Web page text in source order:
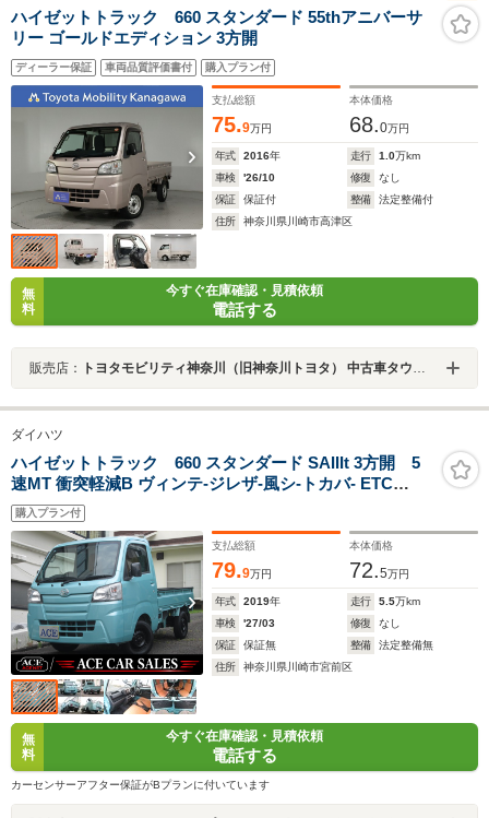
ハイゼットトラック 660 スタンダード 55thアニバーサ
リー ゴールドエディション 3方開
ディーラー保証 車両品質評価書付 購入プラン付
支払総額
75.9万円
本体価格
68.0万円
年式 2016年 走行 1.0万km
車検
'26/10 修復
なし
保証
保証付 整備
法定整備付
住所
神奈川県川崎市高津区
無
料
今すぐ在庫確認・見積依頼
電話する
販売店： トヨタモビリティ神奈川（旧神奈川トヨタ） 中古車タウン中原
ダイハツ
ハイゼットトラック 660 スタンダード SAIIIt 3方開 5
速MT 衝突軽減B ヴィンテ-ジレザ-風シ-トカバ- ETC
CD&AUX 車線逸脱警報 衝突軽減ブレ-キ LEDヘッドラン
プ エアコン パワステ 記録簿
購入プラン付
支払総額
79.9万円
本体価格
72.5万円
年式 2019年 走行 5.5万km
車検
'27/03 修復
なし
保証
保証無 整備
法定整備無
住所
神奈川県川崎市宮前区
無
料
今すぐ在庫確認・見積依頼
電話する
カーセンサーアフター保証がBプランに付いています